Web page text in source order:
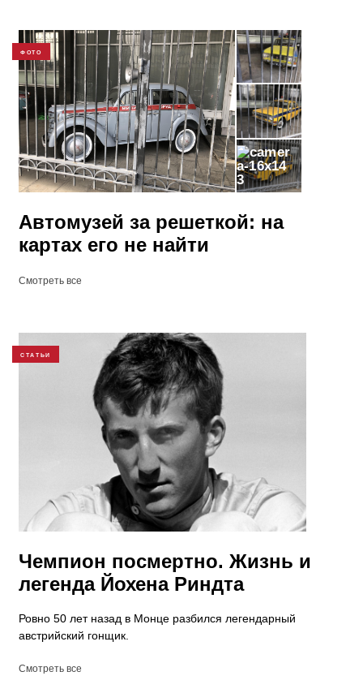
ФОТО
3
Автомузей за решеткой: на
картах его не найти
Смотреть все
СТАТЬИ
Чемпион посмертно. Жизнь и
легенда Йохена Риндта
Ровно 50 лет назад в Монце разбился легендарный
австрийский гонщик.
Смотреть все